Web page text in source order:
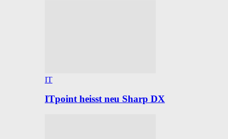
IT
ITpoint heisst neu Sharp DX